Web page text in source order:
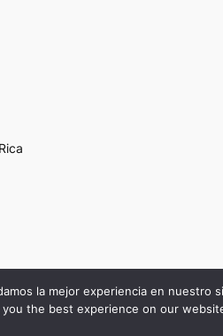
la mejor experiencia en
you the best experience on our